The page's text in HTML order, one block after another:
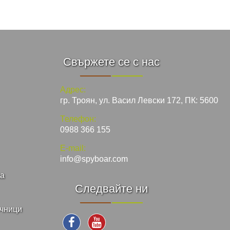
Свържете се с нас
Адрес:
гр. Троян, ул. Васил Левски 172, ПК: 5600
Телефон:
0988 366 155
E-mail:
info@spyboar.com
Следвайте ни